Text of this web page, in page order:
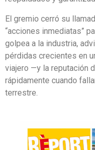
El gremio cerró su
“acciones inmediatas”
golpea a la industria,
pérdidas crecientes en
viajero —y la reputación
rápidamente cuando
terrestre.